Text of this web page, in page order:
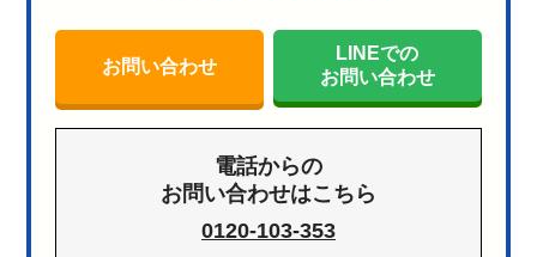
お問い合わせ
LINEでの
お問い合わせ
電話からの
お問い合わせはこちら
0120-103-353